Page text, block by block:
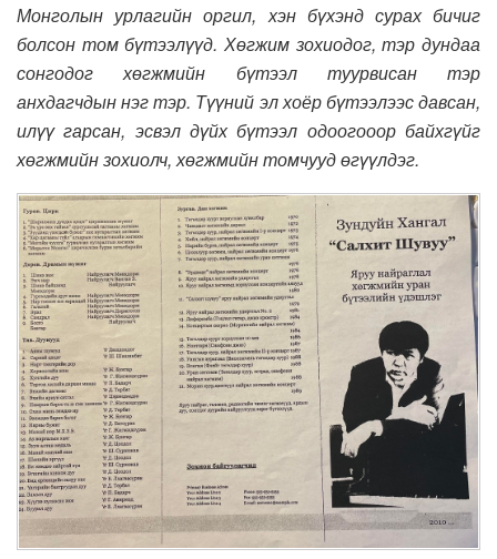
Монголын урлагийн оргил, хэн бүхэнд сурах бичиг
болсон том бүтээлүүд. Хөгжим зохиодог, тэр дундаа
сонгодог хөгжмийн бүтээл туурвисан тэр
анхдагчдын нэг тэр. Түүний эл хоёр бүтээлээс давсан,
илүү гарсан, эсвэл дүйх бүтээл одоогооор байхгүйг
хөгжмийн зохиолч, хөгжмийн томчууд өгүүлдэг.